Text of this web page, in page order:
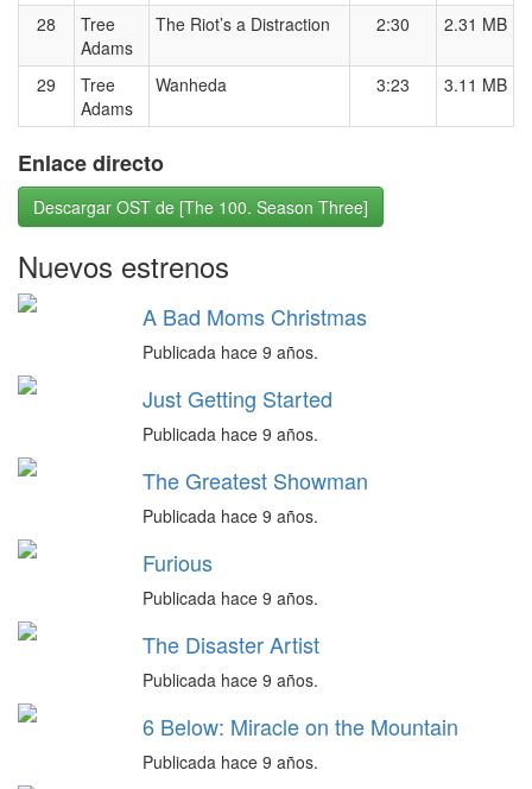
28
Tree
Adams
The Riot’s a Distraction 2:30 2.31 MB
29
Tree
Adams
Wanheda 3:23 3.11 MB
Enlace directo
Descargar OST de [The 100. Season Three]
Nuevos estrenos
A Bad Moms Christmas
Publicada hace 9 años.
Just Getting Started
Publicada hace 9 años.
The Greatest Showman
Publicada hace 9 años.
Furious
Publicada hace 9 años.
The Disaster Artist
Publicada hace 9 años.
6 Below: Miracle on the Mountain
Publicada hace 9 años.